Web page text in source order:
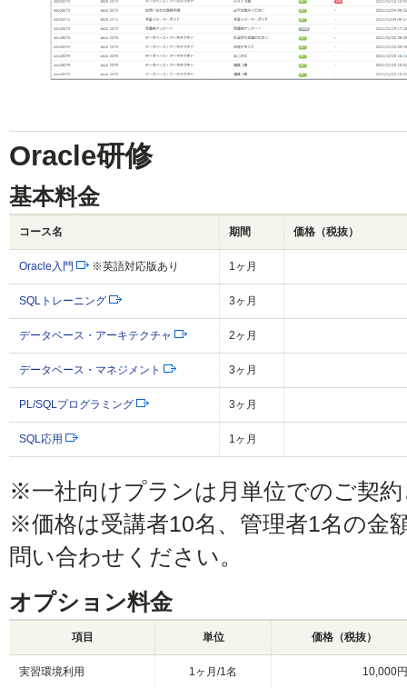
Oracle研修
基本料金
コース名 期間 価格（税抜）
Oracle入門 ※英語対応版あり 1ヶ月
SQLトレーニング 3ヶ月
データベース・アーキテクチャ 2ヶ月
データベース・マネジメント 3ヶ月
PL/SQLプログラミング 3ヶ月
SQL応用 1ヶ月
※一社向けプランは月単位でのご契
※価格は受講者10名、管理者1名の金
問い合わせください。
オプション料金
項目 単位 価格（税抜）
実習環境利用 1ヶ月/1名 10,000円